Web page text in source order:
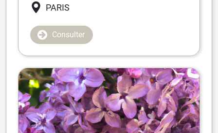
PARIS
Consulter